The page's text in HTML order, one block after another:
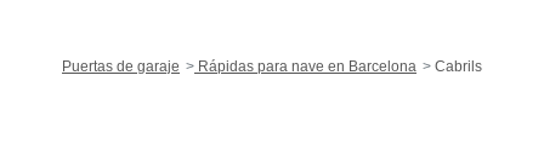
Puertas de garaje Rápidas para nave en Barcelona Cabrils